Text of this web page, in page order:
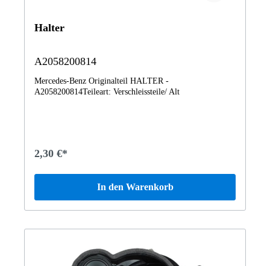
Halter
A2058200814
Mercedes-Benz Originalteil HALTER -
A2058200814Teileart: Verschleissteile/ Alt
2,30 €*
In den Warenkorb